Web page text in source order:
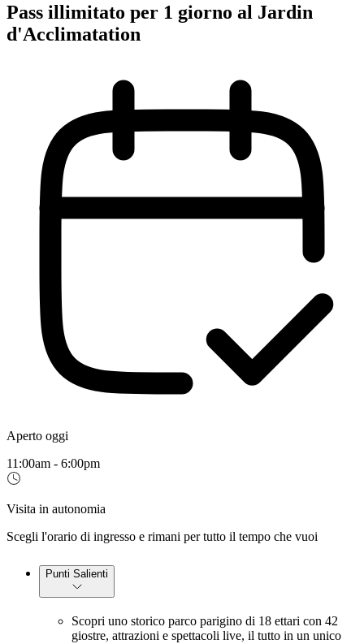
Pass illimitato per 1 giorno al Jardin
d'Acclimatation
Aperto oggi
11:00am - 6:00pm
Visita in autonomia
Scegli l'orario di ingresso e rimani per tutto il tempo che vuoi
Punti Salienti
Scopri uno storico parco parigino di 18 ettari con 42
giostre, attrazioni e spettacoli live, il tutto in un unico